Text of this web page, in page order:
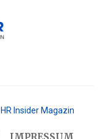
HR Insider Magazin
IMPRESSUM